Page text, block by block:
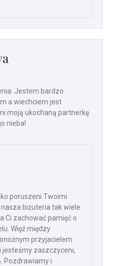
Jestem bardzo
a wiechciem jest
moją ukochaną partnerkę
nieba!
poruszeni Twoimi
nasza biżuteria tak wiele
Ci zachować pamięć o
Więź między
przyjacielem
jesteśmy zaszczyceni,
Pozdrawiamy i